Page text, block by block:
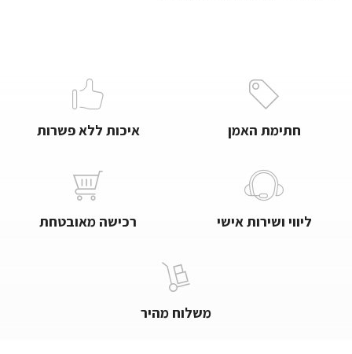
חתימת האמן איכות ללא פשרות
ליווי ושירות אישי רכישה מאובטחת
משלוח מהיר